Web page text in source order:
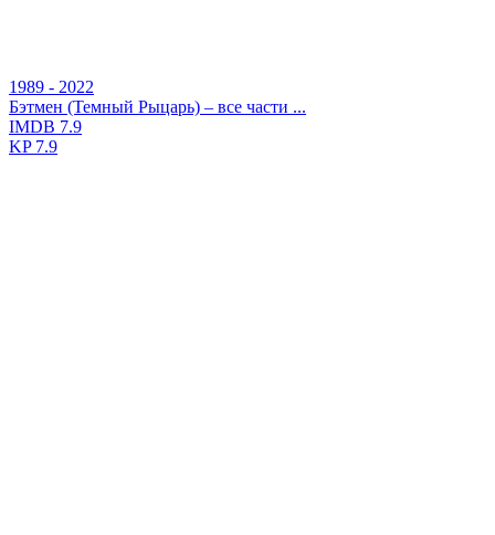
1989 - 2022
Бэтмен (Темный Рыцарь) – все части ...
IMDB 7.9
KP7.9